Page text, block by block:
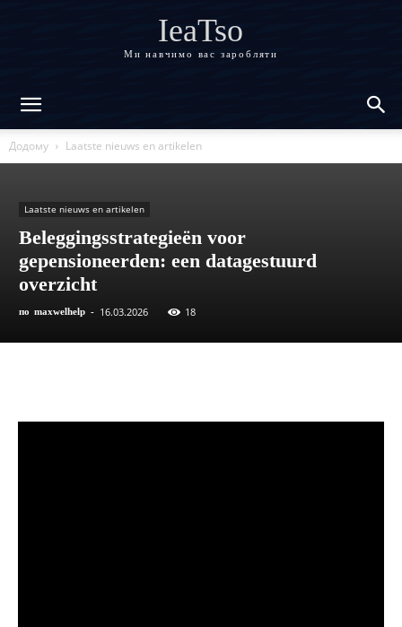
IeaTso
Ми навчимо вас заробляти
Додому Laatste nieuws en artikelen
Laatste nieuws en artikelen
Beleggingsstrategieën voor
gepensioneerden: een datagestuurd
overzicht
по maxwelhelp - 16.03.2026 18